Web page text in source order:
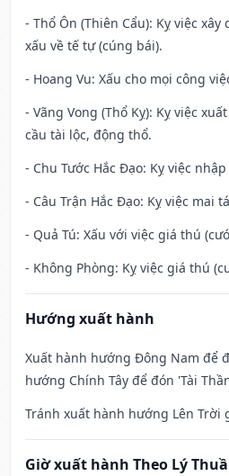
- Thổ Ôn (Thiên Cẩu): Kỵ việc
xấu về tế tự (cúng bái).
- Hoang Vu: Xấu cho mọi công
- Vãng Vong (Thổ Kỵ): Kỵ việc
cầu tài lộc, động thổ.
- Chu Tước Hắc Đạo: Kỵ việc
- Câu Trận Hắc Đạo: Kỵ việc mai
- Quả Tú: Xấu với việc giá thú
- Không Phòng: Kỵ việc giá thú
Hướng xuất hành
Xuất hành hướng Đông Nam để
hướng Chính Tây để đón 'Tài
Tránh xuất hành hướng Lên Trời
Giờ xuất hành Theo Lý